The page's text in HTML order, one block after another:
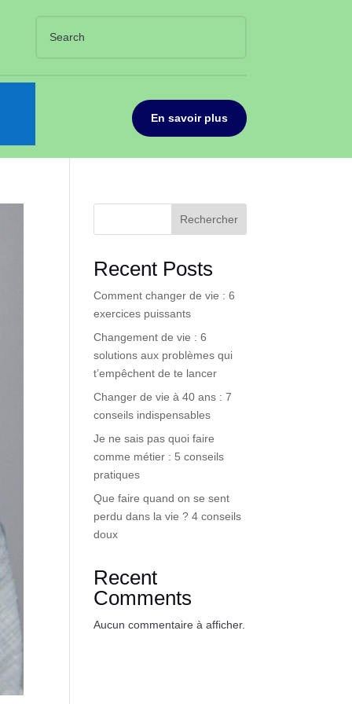
En savoir plus
Rechercher
Recent Posts
Comment changer de vie : 6
exercices puissants
Changement de vie : 6
solutions aux problèmes qui
t’empêchent de te lancer
Changer de vie à 40 ans : 7
conseils indispensables
Je ne sais pas quoi faire
comme métier : 5 conseils
pratiques
Que faire quand on se sent
perdu dans la vie ? 4 conseils
doux
Recent
Comments
Aucun commentaire à afficher.